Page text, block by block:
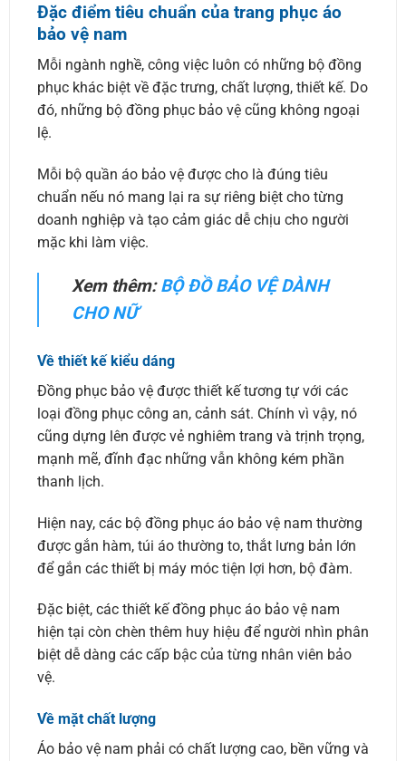
Đặc điểm tiêu chuẩn của trang phục áo
bảo vệ nam
Mỗi ngành nghề, công việc luôn có những bộ đồng
phục khác biệt về đặc trưng, chất lượng, thiết kế. Do
đó, những bộ đồng phục bảo vệ cũng không ngoại
lệ.
Mỗi bộ quần áo bảo vệ được cho là đúng tiêu
chuẩn nếu nó mang lại ra sự riêng biệt cho từng
doanh nghiệp và tạo cảm giác dễ chịu cho người
mặc khi làm việc.
Xem thêm:BỘ ĐỒ BẢO VỆ DÀNH
CHO NỮ
Về thiết kế kiểu dáng
Đồng phục bảo vệ được thiết kế tương tự với các
loại đồng phục công an, cảnh sát. Chính vì vậy, nó
cũng dựng lên được vẻ nghiêm trang và trịnh trọng,
mạnh mẽ, đĩnh đạc những vẫn không kém phần
thanh lịch.
Hiện nay, các bộ đồng phục áo bảo vệ nam thường
được gắn hàm, túi áo thường to, thắt lưng bản lớn
để gắn các thiết bị máy móc tiện lợi hơn, bộ đàm.
Đặc biệt, các thiết kế đồng phục áo bảo vệ nam
hiện tại còn chèn thêm huy hiệu để người nhìn phân
biệt dễ dàng các cấp bậc của từng nhân viên bảo
vệ.
Về mặt chất lượng
Áo bảo vệ nam phải có chất lượng cao, bền vững và